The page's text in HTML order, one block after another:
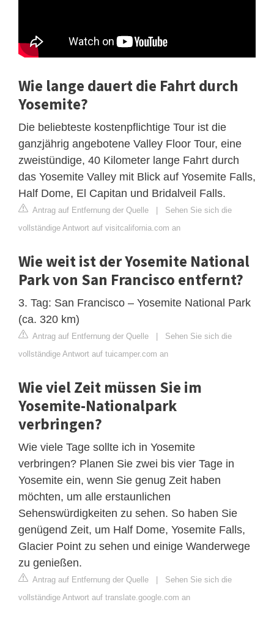
Wie lange dauert die Fahrt durch
Yosemite?
Die beliebteste kostenpflichtige Tour ist die
ganzjährig angebotene Valley Floor Tour, eine
zweistündige, 40 Kilometer lange Fahrt durch
das Yosemite Valley mit Blick auf Yosemite Falls,
Half Dome, El Capitan und Bridalveil Falls.
Antrag auf Entfernung der Quelle | Sehen Sie sich die
vollständige Antwort auf visitcalifornia.com an
Wie weit ist der Yosemite National
Park von San Francisco entfernt?
3. Tag: San Francisco – Yosemite National Park
(ca. 320 km)
Antrag auf Entfernung der Quelle | Sehen Sie sich die
vollständige Antwort auf tuicamper.com an
Wie viel Zeit müssen Sie im
Yosemite-Nationalpark
verbringen?
Wie viele Tage sollte ich in Yosemite
verbringen? Planen Sie zwei bis vier Tage in
Yosemite ein, wenn Sie genug Zeit haben
möchten, um alle erstaunlichen
Sehenswürdigkeiten zu sehen. So haben Sie
genügend Zeit, um Half Dome, Yosemite Falls,
Glacier Point zu sehen und einige Wanderwege
zu genießen.
Antrag auf Entfernung der Quelle | Sehen Sie sich die
vollständige Antwort auf translate.google.com an